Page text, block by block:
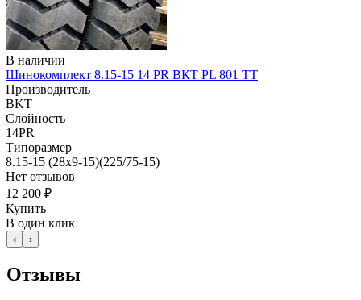
В наличии
Шинокомплект 8.15-15 14 PR ВКТ PL 801 TT
Производитель
BKT
Слойность
14PR
Типоразмер
8.15-15 (28x9-15)(225/75-15)
Нет отзывов
12 200 ₽
Купить
В один клик
‹ ›
Отзывы